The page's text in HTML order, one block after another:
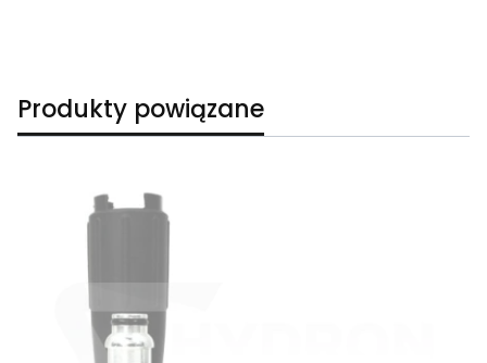
Produkty powiązane